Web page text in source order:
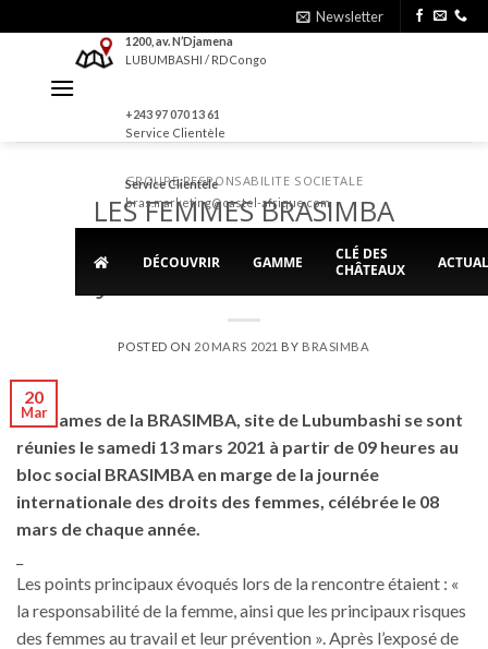
to
Newsletter
1200, av. N’Djamena
LUBUMBASHI / RDCongo
+243 97 070 13 61
Service Clientèle
Service Clientèle
bras.marketing@castel-afrique.com
DÉCOUVRIR GAMME
CLÉ DES
CHÂTEAUX
GROUPE,RESPONSABILITE SOCIETALE
LES FEMMES BRASIMBA
REUNIES EN MARGE DE LA
JOURNEE DES FEMMES
POSTED ON 20 MARS 2021 BY BRASIMBA
20
Mar
Les dames de la BRASIMBA, site de Lubumbashi se sont
réunies le samedi 13 mars 2021 à partir de 09 heures au
bloc social BRASIMBA en marge de la journée
internationale des droits des femmes, célébrée le 08
mars de chaque année.
Les points principaux évoqués lors de la rencontre étaient : «
la responsabilité de la femme, ainsi que les principaux risques
des femmes au travail et leur prévention ». Après l’exposé de